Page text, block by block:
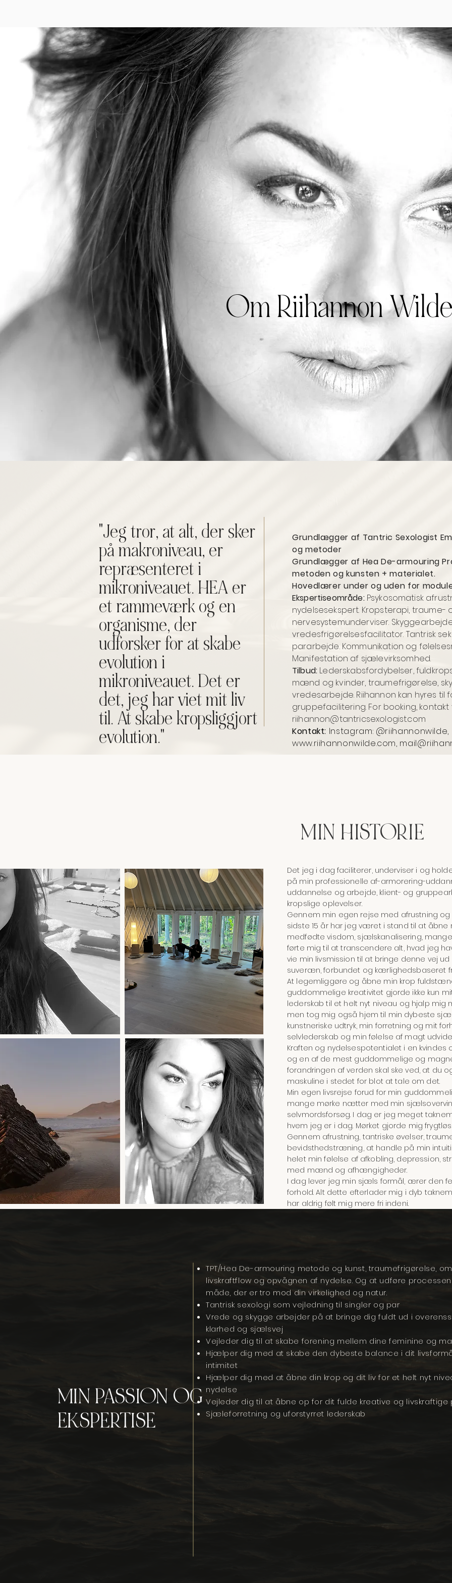
Om Riihannon
"Jeg tror, at alt, der sker
på makroniveau, er
repræsenteret i
mikroniveauet. HEA er
et rammeværk og en
organisme, der
udforsker for at skabe
evolution i
mikroniveauet. Det er
det, jeg har viet mit liv
til. At skabe kropsliggjort
evolution."
Grundlægger af Tantric Sexologist
og metoder
Grundlægger af Hea De-armouring
metoden og kunsten + materialet.
Hovedlærer under og uden for
Ekspertiseområde: Psykosomatisk
nydelsesekspert. Kropsterapi, traume-
nervesystemunderviser.
vredesfrigørelsesfacilitator. Tantrisk
pararbejde. Kommunikation og
Manifestation af sjælevirksomhed.
Tilbud: Lederskabsfordybelser,
mænd og kvinder, traumefrigørelse,
vredesarbejde. Riihannon kan hyres til
gruppefacilitering. For booking, kontakt
riihannon@tantricsexologist.com
Kontakt: Instagram: @riihannonwilde,
www.riihannonwilde.com,
MIN HISTORIE
Det jeg i dag faciliterer, underviser i og
på min professionelle af-armorering-
uddannelse og arbejde, klient- og
kropslige oplevelser.
Gennem min egen rejse med afrustning
sidste 15 år har jeg været i stand til at
medfødte visdom, sjælskanalisering,
førte mig til at transcendere alt, hvad jeg
vie min livsmission til at bringe denne vej
suveræn, forbundet og kærlighedsbaseret
At legemliggøre og åbne min krop
guddommelige kreativitet gjorde ikke kun
lederskab til et helt nyt niveau og hjalp
men tog mig også hjem til min dybeste
kunstneriske udtryk, min forretning og mit
selvlederskab og min følelse af magt
Kraften og nydelsespotentialet i en
og en af de mest guddommelige og
forandringen af verden skal ske ved, at du
maskuline i stedet for blot at tale om det.
Min egen livsrejse forud for min
mange mørke nætter med min
selvmordsforsøg. I dag er jeg meget
hvem jeg er i dag. Mørket gjorde mig
Gennem afrustning, tantriske øvelser,
bevidsthedstræning, at handle på min
helet min følelse af afkobling, depression,
med mænd og afhængigheder.
I dag lever jeg min sjæls formål, ærer den
forhold. Alt dette efterlader mig i dyb
har aldrig følt mig mere fri indeni.
TPT/Hea De-armouring metode og kunst, traumefrigørelse,
livskraftflow og opvågnen af nydelse. Og at udføre
måde, der er tro mod din virkelighed og natur.
Tantrisk sexologi som vejledning til singler og par
Vrede og skygge arbejder på at bringe dig fuldt ud i
klarhed og sjælsvej
Vejleder dig til at skabe forening mellem dine feminine og
Hjælper dig med at skabe den dybeste balance i dit
intimitet
Hjælper dig med at åbne din krop og dit liv for et helt nyt
nydelse
Vejleder dig til at åbne op for dit fulde kreative og
Sjæleforretning og uforstyrret lederskab
MIN PASSION OG
EKSPERTISE